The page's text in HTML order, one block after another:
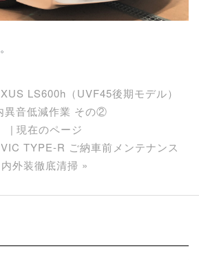
LS600h（UVF45後期モデル）
異音低減作業 その②
現在のページ
TYPE-R ご納車前メンテナンス
内外装徹底清掃 »